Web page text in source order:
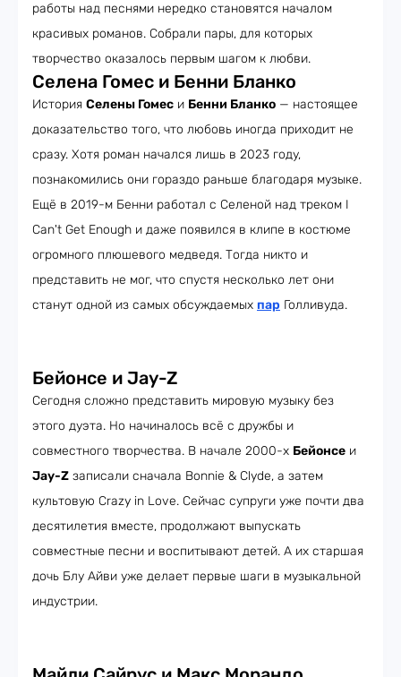
работы над песнями нередко становятся началом
красивых романов. Собрали пары, для которых
творчество оказалось первым шагом к любви.
Селена Гомес и Бенни Бланко
История Селены Гомес и Бенни Бланко — настоящее
доказательство того, что любовь иногда приходит не
сразу. Хотя роман начался лишь в 2023 году,
познакомились они гораздо раньше благодаря музыке.
Ещё в 2019-м Бенни работал с Селеной над треком I
Can't Get Enough и даже появился в клипе в костюме
огромного плюшевого медведя. Тогда никто и
представить не мог, что спустя несколько лет они
станут одной из самых обсуждаемых пар Голливуда.
Бейонсе и Jay-Z
Сегодня сложно представить мировую музыку без
этого дуэта. Но начиналось всё с дружбы и
совместного творчества. В начале 2000-х Бейонсе и
Jay-Z записали сначала Bonnie & Clyde, а затем
культовую Crazy in Love. Сейчас супруги уже почти два
десятилетия вместе, продолжают выпускать
совместные песни и воспитывают детей. А их старшая
дочь Блу Айви уже делает первые шаги в музыкальной
индустрии.